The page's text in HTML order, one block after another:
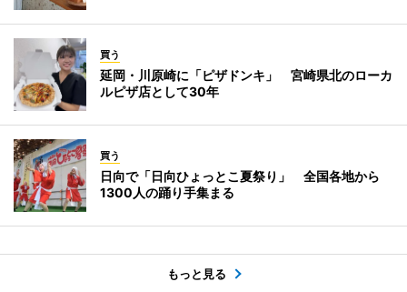
買う
延岡・川原崎に「ピザドンキ」 宮崎県北のローカ
ルピザ店として30年
買う
日向で「日向ひょっとこ夏祭り」 全国各地から
1300人の踊り手集まる
もっと見る